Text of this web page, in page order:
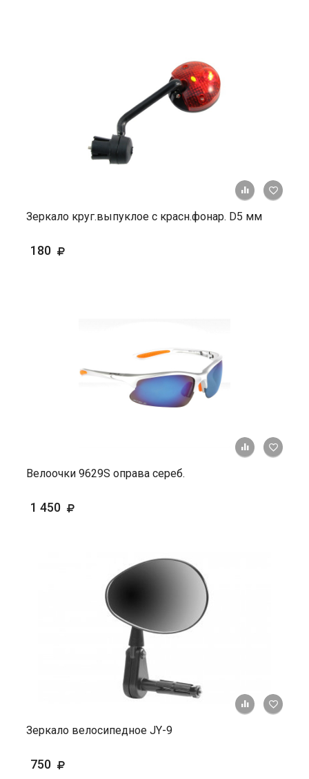
+ К
Зеркало круг.выпуклое с красн.фонар. D5 мм
180
+ К
Велоочки 9629S оправа сереб.
1 450
+ К
Зеркало велосипедное JY-9
750